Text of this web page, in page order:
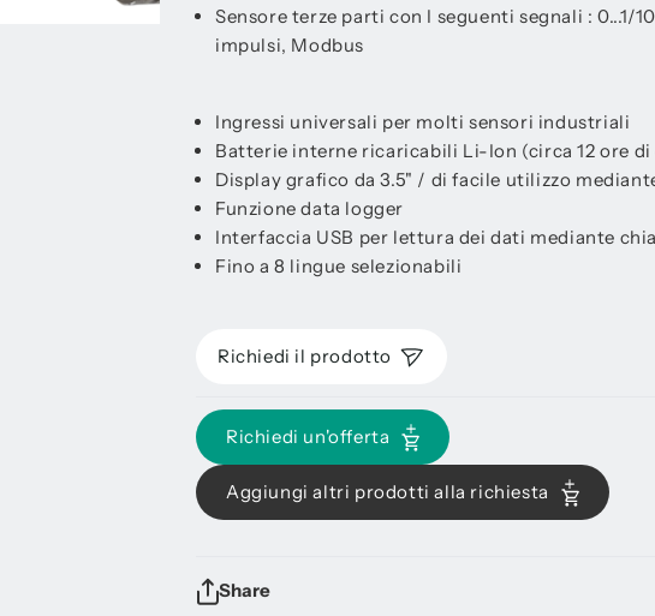
Sensore terze parti con I seguenti segnali : 0...1/
impulsi, Modbus
Ingressi universali per molti sensori industriali
Batterie interne ricaricabili Li-Ion (circa 12 ore
Display grafico da 3.5" / di facile utilizzo
Funzione data logger
Interfaccia USB per lettura dei dati mediante
Fino a 8 lingue selezionabili
Richiedi il prodotto
Richiedi un'offerta
Aggiungi altri prodotti alla richiesta
Share